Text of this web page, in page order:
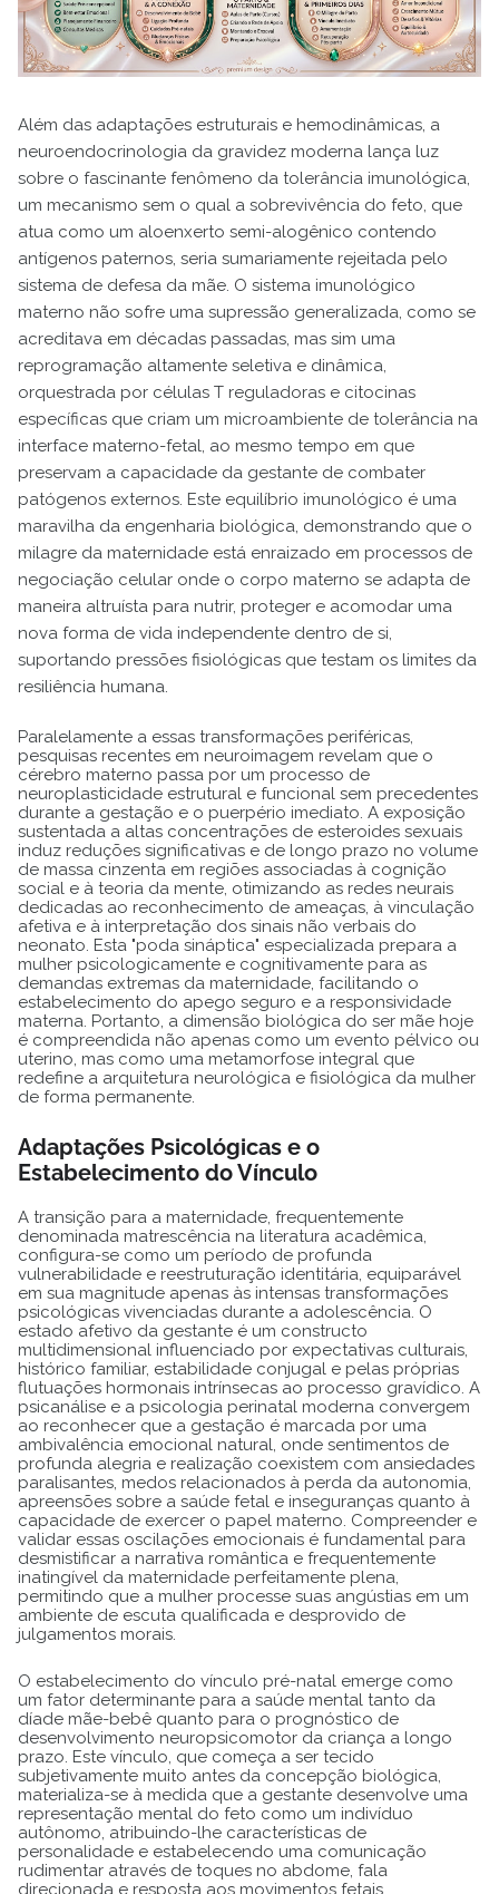
Além das adaptações estruturais e hemodinâmicas, a
neuroendocrinologia da gravidez moderna lança luz
sobre o fascinante fenômeno da tolerância imunológica,
um mecanismo sem o qual a sobrevivência do feto, que
atua como um aloenxerto semi-alogênico contendo
antígenos paternos, seria sumariamente rejeitada pelo
sistema de defesa da mãe. O sistema imunológico
materno não sofre uma supressão generalizada, como se
acreditava em décadas passadas, mas sim uma
reprogramação altamente seletiva e dinâmica,
orquestrada por células T reguladoras e citocinas
específicas que criam um microambiente de tolerância na
interface materno-fetal, ao mesmo tempo em que
preservam a capacidade da gestante de combater
patógenos externos. Este equilíbrio imunológico é uma
maravilha da engenharia biológica, demonstrando que o
milagre da maternidade está enraizado em processos de
negociação celular onde o corpo materno se adapta de
maneira altruísta para nutrir, proteger e acomodar uma
nova forma de vida independente dentro de si,
suportando pressões fisiológicas que testam os limites da
resiliência humana.
Paralelamente a essas transformações periféricas,
pesquisas recentes em neuroimagem revelam que o
cérebro materno passa por um processo de
neuroplasticidade estrutural e funcional sem precedentes
durante a gestação e o puerpério imediato. A exposição
sustentada a altas concentrações de esteroides sexuais
induz reduções significativas e de longo prazo no volume
de massa cinzenta em regiões associadas à cognição
social e à teoria da mente, otimizando as redes neurais
dedicadas ao reconhecimento de ameaças, à vinculação
afetiva e à interpretação dos sinais não verbais do
neonato. Esta "poda sináptica" especializada prepara a
mulher psicologicamente e cognitivamente para as
demandas extremas da maternidade, facilitando o
estabelecimento do apego seguro e a responsividade
materna. Portanto, a dimensão biológica do ser mãe hoje
é compreendida não apenas como um evento pélvico ou
uterino, mas como uma metamorfose integral que
redefine a arquitetura neurológica e fisiológica da mulher
de forma permanente.
Adaptações Psicológicas e o
Estabelecimento do Vínculo
A transição para a maternidade, frequentemente
denominada matrescência na literatura acadêmica,
configura-se como um período de profunda
vulnerabilidade e reestruturação identitária, equiparável
em sua magnitude apenas às intensas transformações
psicológicas vivenciadas durante a adolescência. O
estado afetivo da gestante é um constructo
multidimensional influenciado por expectativas culturais,
histórico familiar, estabilidade conjugal e pelas próprias
flutuações hormonais intrínsecas ao processo gravídico. A
psicanálise e a psicologia perinatal moderna convergem
ao reconhecer que a gestação é marcada por uma
ambivalência emocional natural, onde sentimentos de
profunda alegria e realização coexistem com ansiedades
paralisantes, medos relacionados à perda da autonomia,
apreensões sobre a saúde fetal e inseguranças quanto à
capacidade de exercer o papel materno. Compreender e
validar essas oscilações emocionais é fundamental para
desmistificar a narrativa romântica e frequentemente
inatingível da maternidade perfeitamente plena,
permitindo que a mulher processe suas angústias em um
ambiente de escuta qualificada e desprovido de
julgamentos morais.
O estabelecimento do vínculo pré-natal emerge como
um fator determinante para a saúde mental tanto da
díade mãe-bebê quanto para o prognóstico de
desenvolvimento neuropsicomotor da criança a longo
prazo. Este vínculo, que começa a ser tecido
subjetivamente muito antes da concepção biológica,
materializa-se à medida que a gestante desenvolve uma
representação mental do feto como um indivíduo
autônomo, atribuindo-lhe características de
personalidade e estabelecendo uma comunicação
rudimentar através de toques no abdome, fala
direcionada e resposta aos movimentos fetais